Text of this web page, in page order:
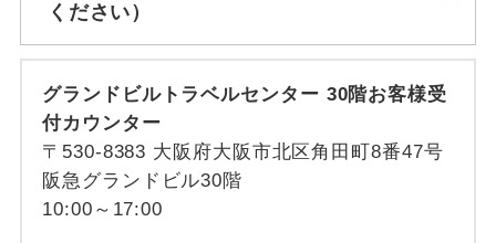
ください）
グランドビルトラベルセンター 30階お客様受
付カウンター
〒530-8383 大阪府大阪市北区角田町8番47号
阪急グランドビル30階
10:00～17:00